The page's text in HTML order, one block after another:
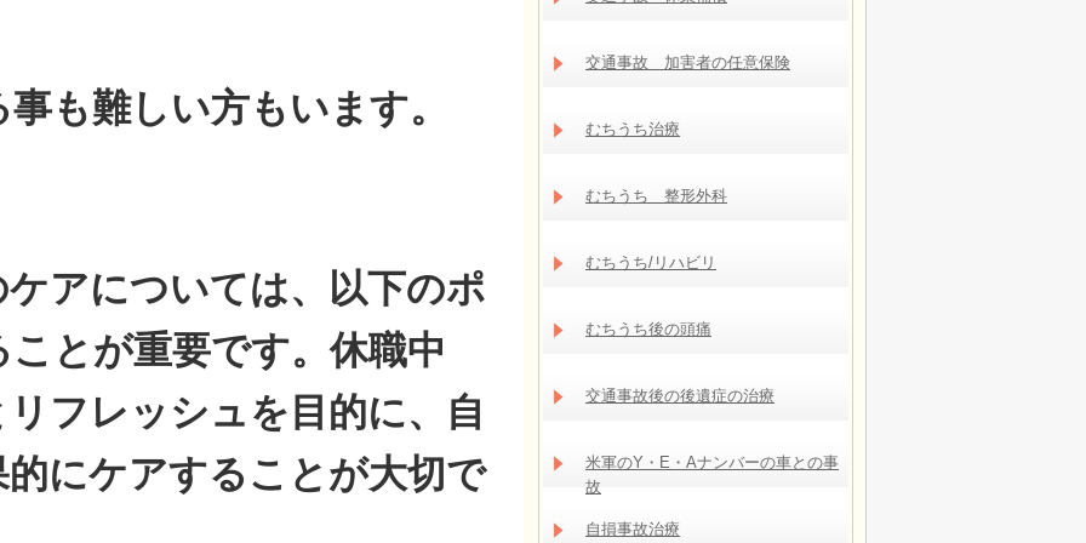
も難しい方もいます。
アについては、以下のポ
とが重要です。休職中
フレッシュを目的に、自
にケアすることが大切で
交通事故 加害者の任意保険
むちうち治療
むちうち 整形外科
むちうち/リハビリ
むちうち後の頭痛
交通事故後の後遺症の治療
米軍のY・E・Aナンバーの車との事
故
自損事故治療